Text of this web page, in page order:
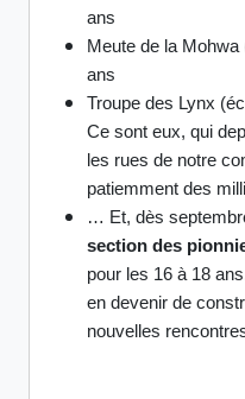
ans
Meute de la
ans
Troupe des Lynx
Ce sont eux, qui
les rues de notre
patiemment des
… Et, dès
section des
pour les 16 à 18
en devenir de
nouvelles